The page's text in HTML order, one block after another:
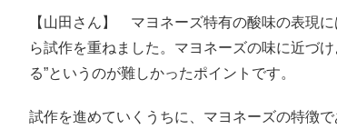
【山田さん】 マヨネーズ特有の酸味の表現
ら試作を重ねました。マヨネーズの味に近づ
る”というのが難しかったポイントです。
試作を進めていくうちに、マヨネーズの特徴